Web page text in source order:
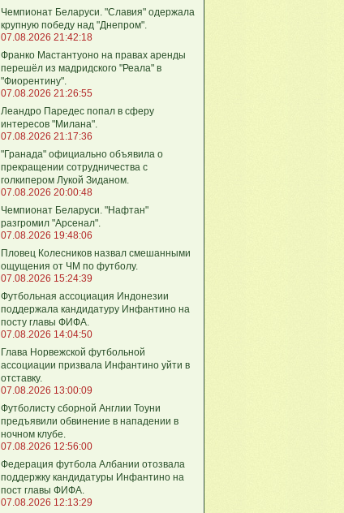
Чемпионат Беларуси. "Славия" одержала
крупную победу над "Днепром".
07.08.2026 21:42:18
Франко Мастантуоно на правах аренды
перешёл из мадридского "Реала" в
"Фиорентину".
07.08.2026 21:26:55
Леандро Паредес попал в сферу
интересов "Милана".
07.08.2026 21:17:36
"Гранада" официально объявила о
прекращении сотрудничества с
голкипером Лукой Зиданом.
07.08.2026 20:00:48
Чемпионат Беларуси. "Нафтан"
разгромил "Арсенал".
07.08.2026 19:48:06
Пловец Колесников назвал смешанными
ощущения от ЧМ по футболу.
07.08.2026 15:24:39
Футбольная ассоциация Индонезии
поддержала кандидатуру Инфантино на
посту главы ФИФА.
07.08.2026 14:04:50
Глава Норвежской футбольной
ассоциации призвала Инфантино уйти в
отставку.
07.08.2026 13:00:09
Футболисту сборной Англии Тоуни
предъявили обвинение в нападении в
ночном клубе.
07.08.2026 12:56:00
Федерация футбола Албании отозвала
поддержку кандидатуры Инфантино на
пост главы ФИФА.
07.08.2026 12:13:29